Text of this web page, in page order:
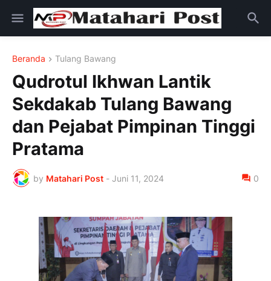
Beranda Tulang Bawang
Qudrotul Ikhwan Lantik
Sekdakab Tulang Bawang
dan Pejabat Pimpinan Tinggi
Pratama
by Matahari Post - Juni 11, 2024 0